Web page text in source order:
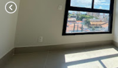
chevron_left